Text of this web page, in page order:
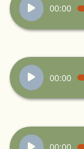
00:00
Audiospeler
00:00
Audiospeler